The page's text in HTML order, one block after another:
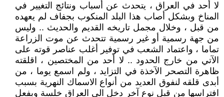
لا أحد في العراق ، يتحدث عن أسباب ونتائج التغيير في
المناخ وبشكل أصاب هذا البلد المنكوب بجفاف لم يعهده
من قبل ، وخلال مجمل تاريخه القديم والحديث .. وليس
من جهة رسمية أو غير رسمية تتحدث عن موت الزراعة
تماما ، واعتماد الشعب في توفير أغلب عناصر قوته على
الآتي من خارج الحدود .. لا أحد من المختصين ، اقلقته
ظاهرة التصحر الآخذة في التزايد ، ولم اسمع يوما ، من
أبدى قلقه لنفوق العديد من أنواع الاسماك النهرية بسبب
افتراسها من قبل نوع آخر دخل الى العراق خلسة وبفعل